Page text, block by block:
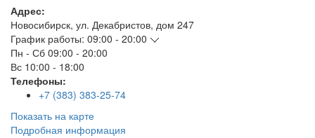
Адрес:
Новосибирск, ул. Декабристов, дом 247
График работы: 09:00 - 20:00
Пн - Сб 09:00 - 20:00
Вс 10:00 - 18:00
Телефоны:
+7 (383) 383-25-74
Показать на карте
Подробная информация